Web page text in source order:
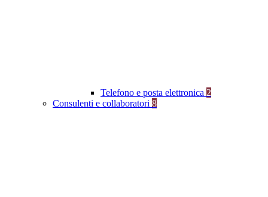
Telefono e posta elettronica 2
Consulenti e collaboratori 8